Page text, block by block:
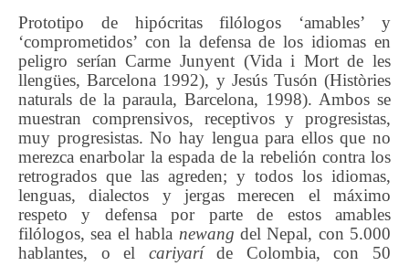
Prototipo de hipócritas filólogos ‘amables’ y
‘comprometidos’ con la defensa de los idiomas en
peligro serían Carme Junyent (Vida i Mort de les
llengües, Barcelona 1992), y Jesús Tusón (Històries
naturals de la paraula, Barcelona, 1998). Ambos se
muestran comprensivos, receptivos y progresistas,
muy progresistas. No hay lengua para ellos que no
merezca enarbolar la espada de la rebelión contra los
retrogrados que las agreden; y todos los idiomas,
lenguas, dialectos y jergas merecen el máximo
respeto y defensa por parte de estos amables
filólogos, sea el habla newang del Nepal, con 5.000
hablantes, o el cariyaríde Colombia, con 50